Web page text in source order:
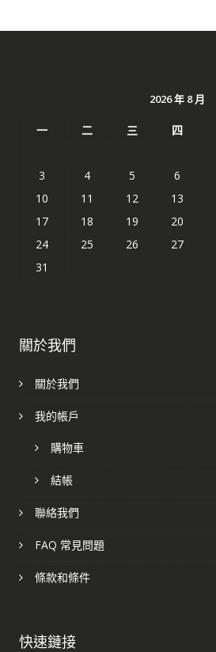
2026 年 8 月
一 二 三 四
3
4 5 6
10
11 12 13
17
18 19 20
24
25 26 27
31
關於我們
關於我們
我的帳戶
購物車
結帳
聯絡我們
FAQ 常見問題
條款和條件
快速鏈接